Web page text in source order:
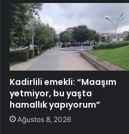
Kadirlili emekli: “Maaşım
yetmiyor, bu yaşta
hamallık yapıyorum”
Ağustos 8, 2026